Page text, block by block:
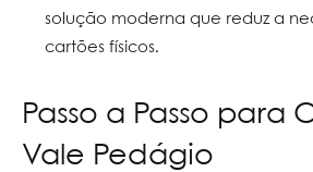
solução moderna que reduz a
cartões físicos.
Passo a Passo para
Vale Pedágio